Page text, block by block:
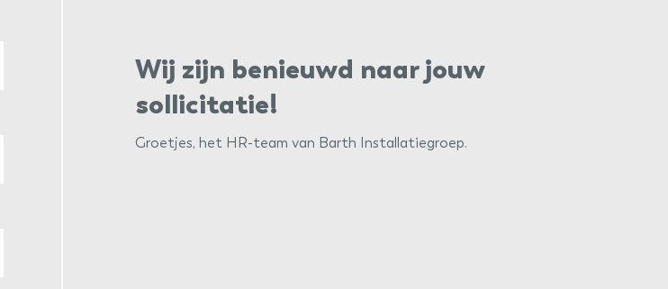
Wij zijn benieuwd naar jouw
sollicitatie!
Groetjes, het HR-team van Barth Installatiegroep.